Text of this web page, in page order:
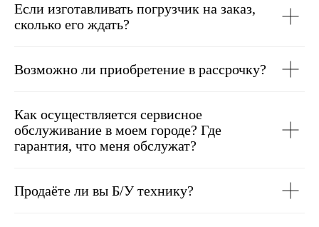
Если изготавливать погрузчик на заказ,
сколько его ждать?
Возможно ли приобретение в рассрочку?
Как осуществляется сервисное
обслуживание в моем городе? Где
гарантия, что меня обслужат?
Продаёте ли вы Б/У технику?